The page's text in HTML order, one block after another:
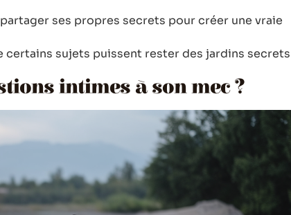
ses propres secrets pour créer une vraie
certains sujets puissent rester des jardins secrets
intimes à son mec ?